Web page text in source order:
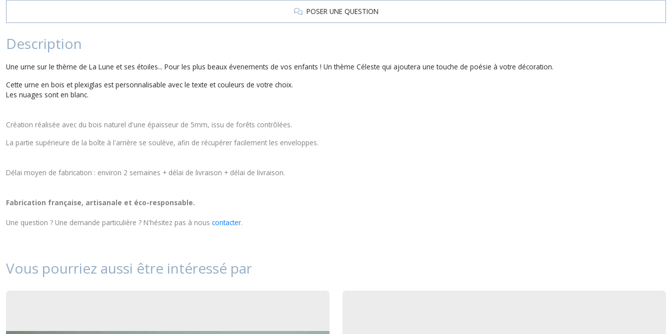
POSER UNE QUESTION
Description
Une urne sur le thème de La Lune et ses étoiles... Pour les plus beaux évenements de vos enfants ! Un thème Céleste qui ajoutera une touche de poésie à votre décoration.
Cette urne en bois et plexiglas est personnalisable avec le texte et couleurs de votre choix.
Les nuages sont en blanc.
Création réalisée avec du bois naturel d'une épaisseur de 5mm, issu de forêts contrôlées.
La partie supérieure de la boîte à l'arrière se soulève, afin de récupérer facilement les enveloppes.
Délai moyen de fabrication : environ 2 semaines + délai de livraison + délai de livraison.
Fabrication française, artisanale et éco-responsable.
Une question ? Une demande particulière ? N'hésitez pas à nous contacter.
Vous pourriez aussi être intéressé par